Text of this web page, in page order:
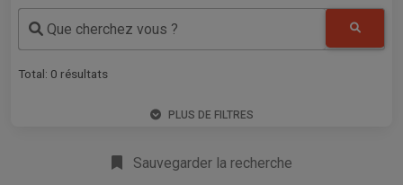
Que cherchez vous ?
Total: 0 résultats
PLUS DE FILTRES
Sauvegarder la recherche